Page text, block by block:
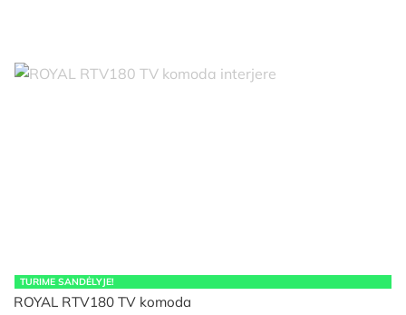
TURIME SANDĖLYJE!
ROYAL RTV180 TV komoda